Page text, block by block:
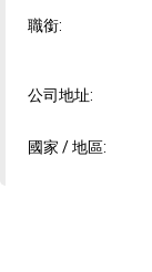
職銜:
公司地址:
國家 / 地區: